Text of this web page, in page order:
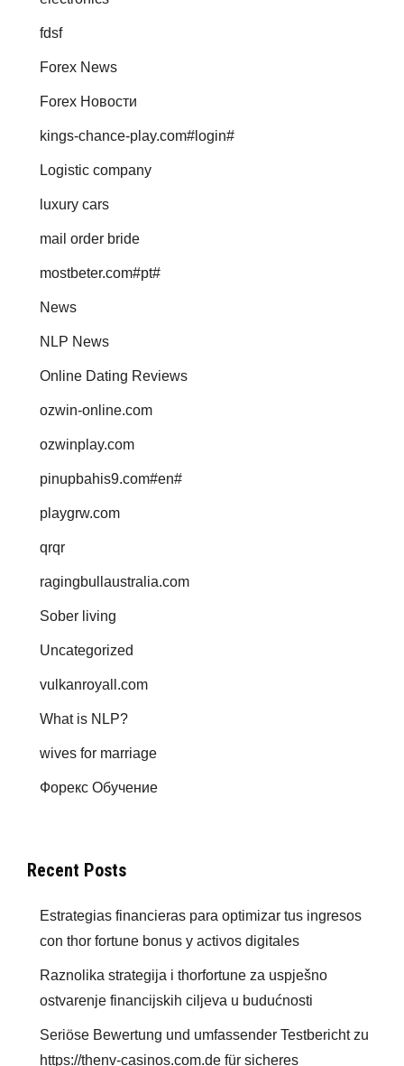
fdsf
Forex News
Forex Новости
kings-chance-play.com#login#
Logistic company
luxury cars
mail order bride
mostbeter.com#pt#
News
NLP News
Online Dating Reviews
ozwin-online.com
ozwinplay.com
pinupbahis9.com#en#
playgrw.com
qrqr
ragingbullaustralia.com
Sober living
Uncategorized
vulkanroyall.com
What is NLP?
wives for marriage
Форекс Обучение
Recent Posts
Estrategias financieras para optimizar tus ingresos
con thor fortune bonus y activos digitales
Raznolika strategija i thorfortune za uspješno
ostvarenje financijskih ciljeva u budućnosti
Seriöse Bewertung und umfassender Testbericht zu
https://thenv-casinos.com.de für sicheres